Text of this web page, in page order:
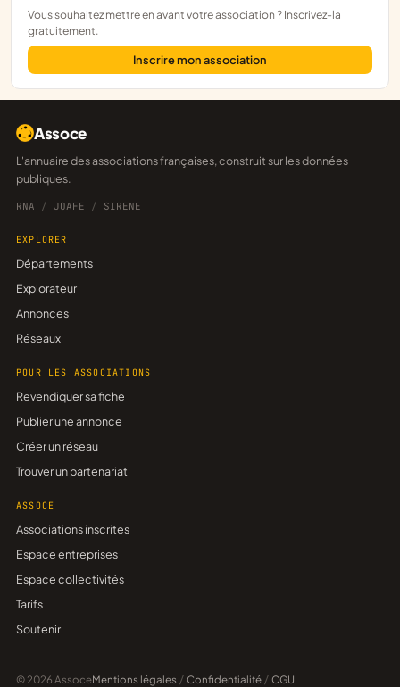
Vous souhaitez mettre en avant votre association ? Inscrivez-la
gratuitement.
Inscrire mon association
Assoce
L'annuaire des associations françaises, construit sur les données
publiques.
RNA / JOAFE / SIRENE
EXPLORER
Départements
Explorateur
Annonces
Réseaux
POUR LES ASSOCIATIONS
Revendiquer sa fiche
Publier une annonce
Créer un réseau
Trouver un partenariat
ASSOCE
Associations inscrites
Espace entreprises
Espace collectivités
Tarifs
Soutenir
© 2026 AssoceMentions légales / Confidentialité / CGU